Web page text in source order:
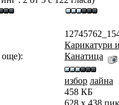
Карикатури
още):
Канатица
избор лайна
458 КБ
628 x 438